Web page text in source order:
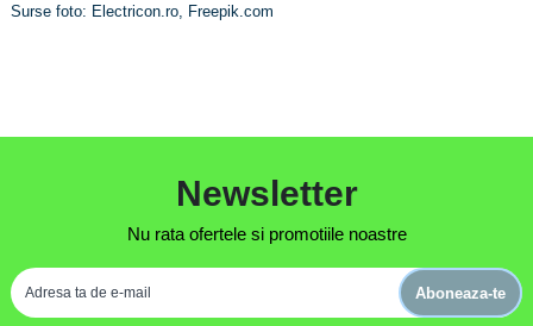
Surse foto: Electricon.ro, Freepik.com
Newsletter
Nu rata ofertele si promotiile noastre
Aboneaza-te